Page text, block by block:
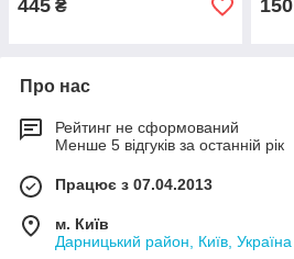
445 ₴ 150
Про нас
Рейтинг не сформований
Менше 5 відгуків за останній рік
Працює з 07.04.2013
м. Київ
Дарницький район, Київ, Україна